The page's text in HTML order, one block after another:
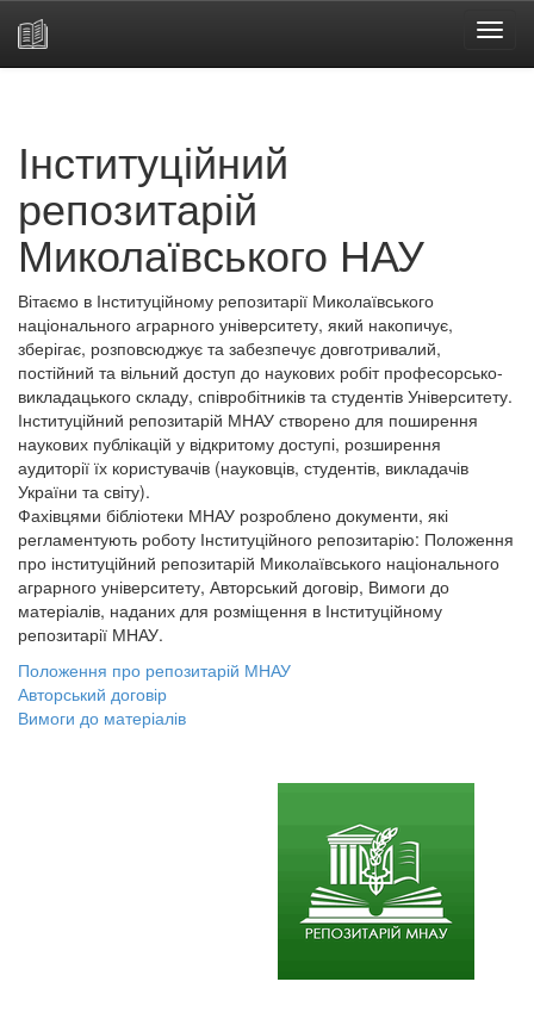
Інституційний
репозитарій
Миколаївського НАУ
Вітаємо в Інституційному репозитарії Миколаївського
національного аграрного університету, який накопичує,
зберігає, розповсюджує та забезпечує довготривалий,
постійний та вільний доступ до наукових робіт професорсько-
викладацького складу, співробітників та студентів Університету.
Інституційний репозитарій МНАУ створено для поширення
наукових публікацій у відкритому доступі, розширення
аудиторії їх користувачів (науковців, студентів, викладачів
України та світу).
Фахівцями бібліотеки МНАУ розроблено документи, які
регламентують роботу Інституційного репозитарію: Положення
про інституційний репозитарій Миколаївського національного
аграрного університету, Авторський договір, Вимоги до
матеріалів, наданих для розміщення в Інституційному
репозитарії МНАУ.
Положення про репозитарій МНАУ
Авторський договір
Вимоги до матеріалів